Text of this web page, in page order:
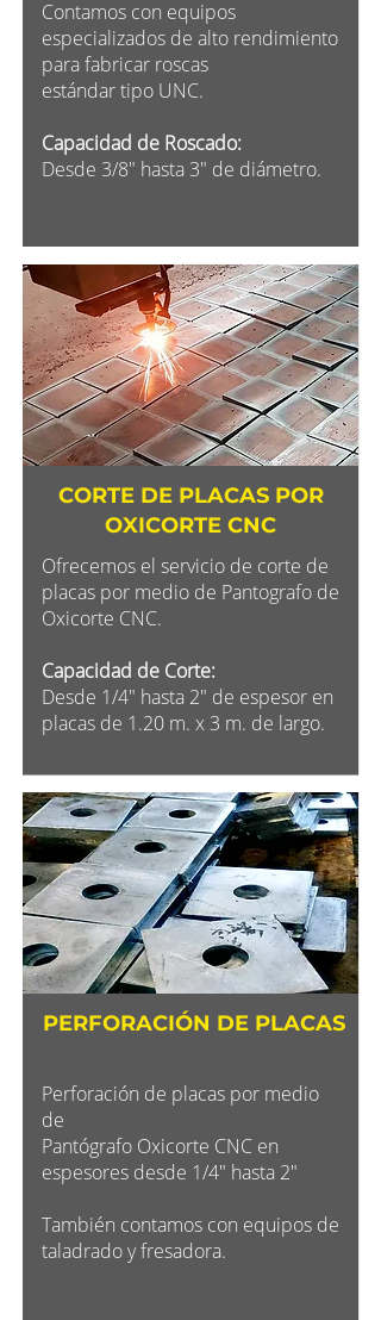
Contamos con equipos
especializados de alto rendimiento
para fabricar roscas
estándar tipo UNC.
Capacidad de Roscado:
Desde 3/8" hasta 3" de diámetro.
CORTE DE PLACAS POR
OXICORTE CNC
Ofrecemos el servicio de corte de
placas por medio de Pantografo de
Oxicorte CNC.
Capacidad de Corte:
Desde 1/4" hasta 2" de espesor en
placas de 1.20 m. x 3 m. de largo.
PERFORACIÓN DE PLACAS
Perforación de placas por medio
de
Pantógrafo Oxicorte CNC en
espesores desde 1/4" hasta 2"
También contamos con equipos de
taladrado y fresadora.